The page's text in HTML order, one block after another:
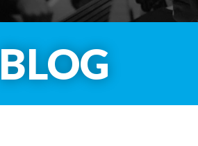
BLOG